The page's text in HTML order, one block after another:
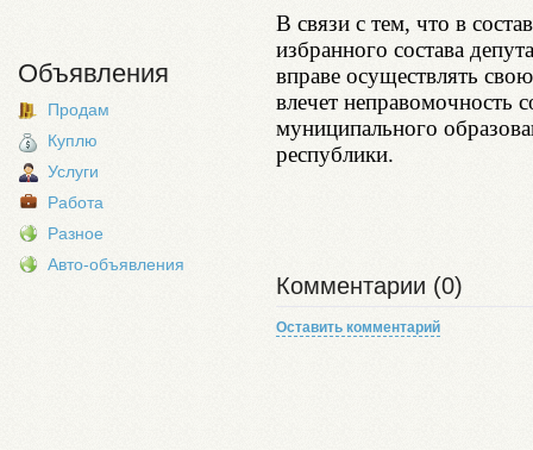
Объявления
Продам
Куплю
Услуги
Работа
Разное
Авто-объявления
В связи с тем, что в
избранного состава
вправе осуществлять
влечет неправомочность
муниципального
республики.
Комментарии (0)
Оставить комментарий